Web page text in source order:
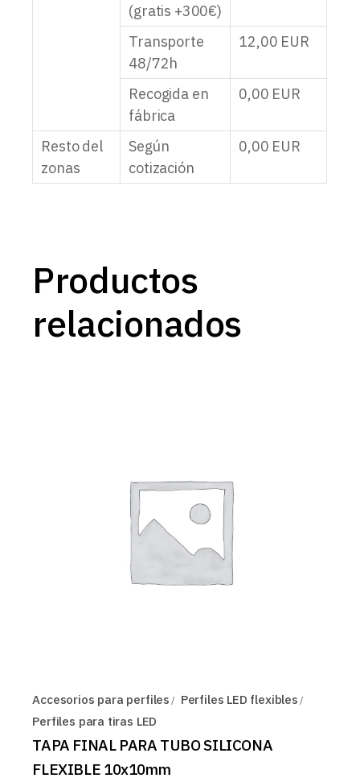
(gratis +300€)
Transporte
48/72h
12,00 EUR
Recogida en
fábrica
0,00 EUR
Resto del
zonas
Según
cotización
0,00 EUR
Productos
relacionados
Accesorios para perfiles
Perfiles LED flexibles
Perfiles para tiras LED
TAPA FINAL PARA TUBO SILICONA
FLEXIBLE 10x10mm